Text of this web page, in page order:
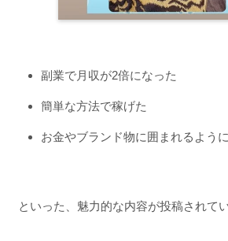
副業で月収が2倍になった
簡単な方法で稼げた
お金やブランド物に囲まれるよう
といった、魅力的な内容が投稿されてい